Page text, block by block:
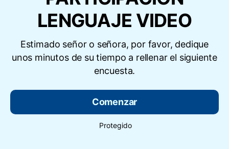
LENGUAJE VIDEO
Estimado señor o señora, por favor, dedique
unos minutos de su tiempo a rellenar el siguiente
encuesta.
Comenzar
Protegido